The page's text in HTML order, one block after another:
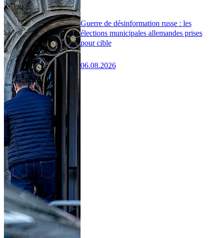
Guerre de désinformation russe : les
élections municipales allemandes prises
pour cible
06.08.2026